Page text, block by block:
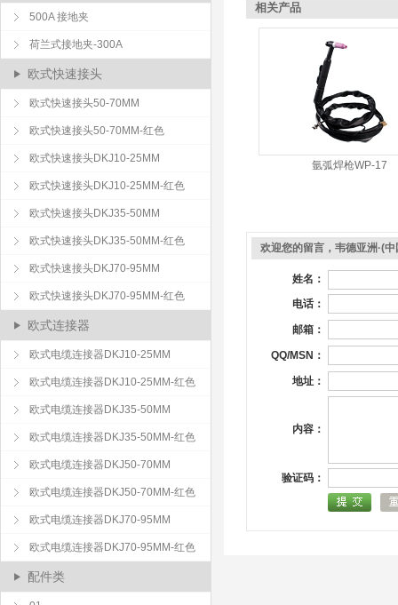
500A 接地夹
荷兰式接地夹-300A
欧式快速接头
欧式快速接头50-70MM
欧式快速接头50-70MM-红色
欧式快速接头DKJ10-25MM
欧式快速接头DKJ10-25MM-红色
欧式快速接头DKJ35-50MM
欧式快速接头DKJ35-50MM-红色
欧式快速接头DKJ70-95MM
欧式快速接头DKJ70-95MM-红色
欧式连接器
欧式电缆连接器DKJ10-25MM
欧式电缆连接器DKJ10-25MM-红色
欧式电缆连接器DKJ35-50MM
欧式电缆连接器DKJ35-50MM-红色
欧式电缆连接器DKJ50-70MM
欧式电缆连接器DKJ50-70MM-红色
欧式电缆连接器DKJ70-95MM
欧式电缆连接器DKJ70-95MM-红色
配件类
相关产品
氩弧焊枪WP-17
欢迎您的留言，韦德亚洲·(
姓名：
电话：
邮箱：
QQ/MSN：
地址：
内容：
验证码：